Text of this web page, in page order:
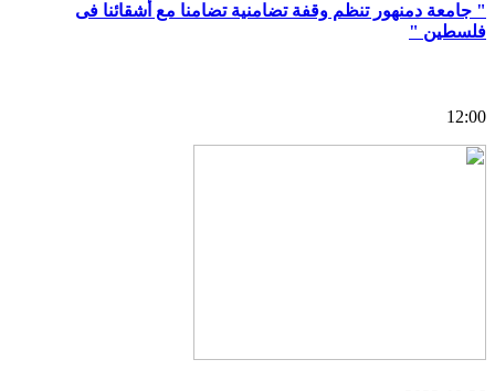
" جامعة دمنهور تنظم وقفة تضامنية تضامنا مع أشقائنا فى
فلسطين "
12:00